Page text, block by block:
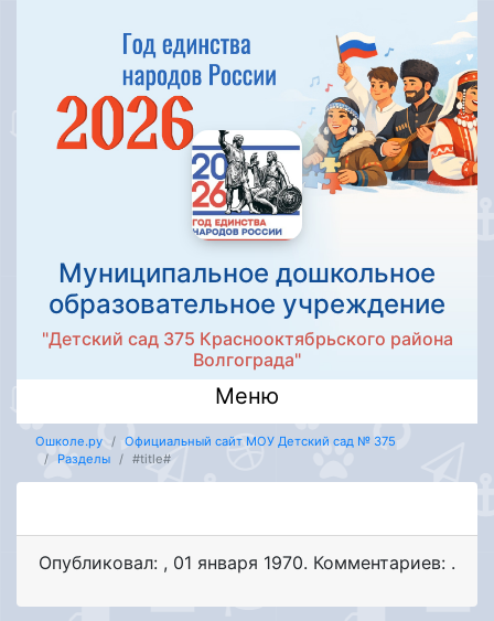
Муниципальное дошкольное
образовательное учреждение
"Детский сад 375 Краснооктябрьского района
Волгограда"
Меню
Ошколе.ру
Официальный сайт МОУ Детский сад № 375
Разделы
#title#
Опубликовал: , 01 января 1970. Комментариев: .